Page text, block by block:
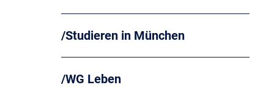
Studieren in München
WG Leben